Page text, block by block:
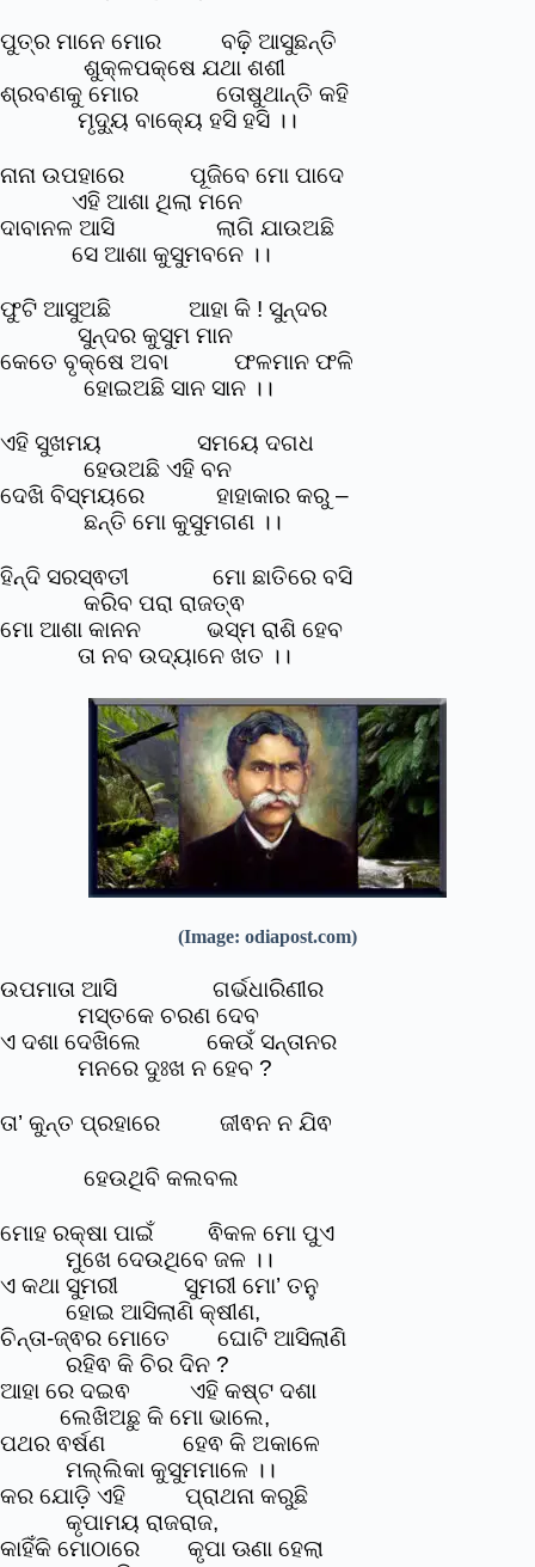
ପୁତ୍ର ମାନେ ମୋର ବଢ଼ି ଆସୁଛନ୍ତି
ଶୁକ୍ଳପକ୍ଷେ ଯଥା ଶଶୀ
ଶ୍ରବଣକୁ ମୋର ତୋଷୁଥାନ୍ତି କହି
ମୃଦ୍ୟୁ ବାକ୍ୟେ ହସି ହସି ।।
ନାନା ଉପହାରେ ପୂଜିବେ ମୋ ପାଦେ
ଏହି ଆଶା ଥିଲା ମନେ
ଦାବାନଳ ଆସି ଲାଗି ଯାଉଅଛି
ସେ ଆଶା କୁସୁମବନେ ।।
ଫୁଟି ଆସୁଅଛି ଆହା କି ! ସୁନ୍ଦର
ସୁନ୍ଦର କୁସୁମ ମାନ
କେତେ ବୃକ୍ଷେ ଅବା ଫଳମାନ ଫଳି
ହୋଇଅଛି ସାନ ସାନ ।।
ଏହି ସୁଖମୟ ସମୟେ ଦଗଧ
ହେଉଅଛି ଏହି ବନ
ଦେଖି ବିସ୍ମୟରେ ହାହାକାର କରୁ –
ଛନ୍ତି ମୋ କୁସୁମଗଣ ।।
ହିନ୍ଦି ସରସ୍ଵତୀ ମୋ ଛାତିରେ ବସି
କରିବ ପରା ରାଜତ୍ଵ
ମୋ ଆଶା କାନନ ଭସ୍ମ ରାଶି ହେବ
ତା ନବ ଉଦ୍ୟାନେ ଖତ ।।
(Image: odiapost.com)
ଉପମାତା ଆସି ଗର୍ଭଧାରିଣୀର
ମସ୍ତକେ ଚରଣ ଦେବ
ଏ ଦଶା ଦେଖିଲେ କେଉଁ ସନ୍ତାନର
ମନରେ ଦୁଃଖ ନ ହେବ ?
ତା’ କୁନ୍ତ ପ୍ରହାରେ ଜୀଵନ ନ ଯିଵ
ହେଉଥିବି କଲବଲ
ମୋହ ରକ୍ଷା ପାଇଁ ଵିକଳ ମୋ ପୁଏ
ମୁଖେ ଦେଉଥିବେ ଜଳ ।।
ଏ କଥା ସୁମରୀ ସୁମରୀ ମୋ’ ତନୁ
ହୋଇ ଆସିଲାଣି କ୍ଷୀଣ,
ଚିନ୍ତା-ଜ୍ଵର ମୋତେ ଘୋଟି ଆସିଲାଣି
ରହିଵ କି ଚିର ଦିନ ?
ଆହା ରେ ଦଇଵ ଏହି କଷ୍ଟ ଦଶା
ଲେଖିଅଛୁ କି ମୋ ଭାଲେ,
ପଥର ଵର୍ଷଣ ହେଵ କି ଅକାଳେ
ମଲ୍ଲିକା କୁସୁମମାଳେ ।।
କର ଯୋଡ଼ି ଏହି ପ୍ରାଥନା କରୁଛି
କୃପାମୟ ରାଜରାଜ,
କାହିଁକି ମୋଠାରେ କୃପା ଊଣା ହେଲା